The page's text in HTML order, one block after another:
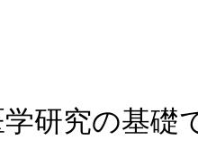
研究の基礎